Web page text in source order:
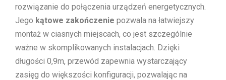
rozwiązanie do połączenia urządzeń energetycznych.
Jego kątowe zakończenie pozwala na łatwiejszy
montaż w ciasnych miejscach, co jest szczególnie
ważne w skomplikowanych instalacjach. Dzięki
długości 0,9m, przewód zapewnia wystarczający
zasięg do większości konfiguracji, pozwalając na